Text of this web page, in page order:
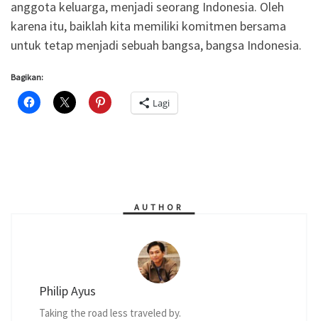
anggota keluarga, menjadi seorang Indonesia. Oleh
karena itu, baiklah kita memiliki komitmen bersama
untuk tetap menjadi sebuah bangsa, bangsa Indonesia.
Bagikan:
Lagi
AUTHOR
Philip Ayus
Taking the road less traveled by.